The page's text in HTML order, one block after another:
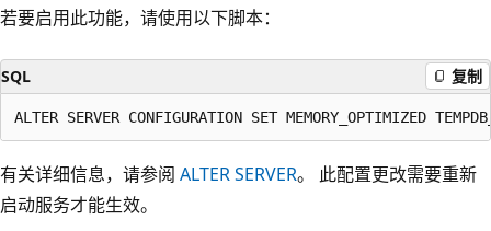
若要启用此功能，请使用以下脚本：
SQL 复制
有关详细信息，请参阅 ALTER SERVER。 此配置更改需要重新
启动服务才能生效。